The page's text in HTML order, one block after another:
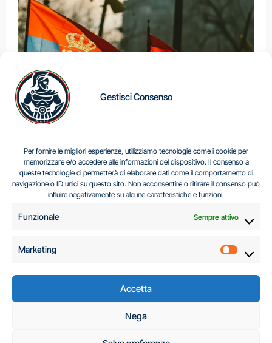
Gestisci Consenso
Per fornire le migliori esperienze, utilizziamo tecnologie come i cookie per
memorizzare e/o accedere alle informazioni del dispositivo. Il consenso a
queste tecnologie ci permetterà di elaborare dati come il comportamento di
navigazione o ID unici su questo sito. Non acconsentire o ritirare il consenso può
influire negativamente su alcune caratteristiche e funzioni.
Funzionale Sempre attivo
Marketing
Accetta
Nega
Centro Analisi e Studi Italus © Tutti i diritti riservati
C.A.S.I. – Centro
Analisi e Studi Italus